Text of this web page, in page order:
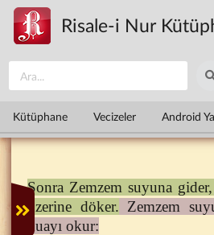
Ana içeriğe atla
Risale-i Nur
Kütüphane Vecizeler Android
Sonra Zemzem suyuna
üzerine döker. Zemzem
duayı okur: